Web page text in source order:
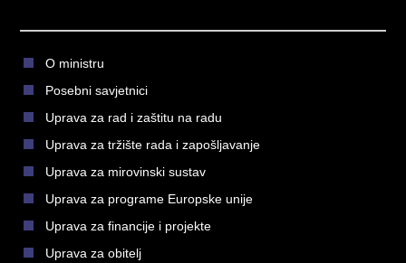
O ministru
Posebni savjetnici
Uprava za rad i zaštitu na radu
Uprava za tržište rada i zapošljavanje
Uprava za mirovinski sustav
Uprava za programe Europske unije
Uprava za financije i projekte
Uprava za obitelj